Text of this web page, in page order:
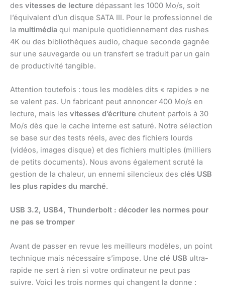
des vitesses de lecture dépassant les 1000 Mo/s, soit
l’équivalent d’un disque SATA III. Pour le professionnel de
la multimédia qui manipule quotidiennement des rushes
4K ou des bibliothèques audio, chaque seconde gagnée
sur une sauvegarde ou un transfert se traduit par un gain
de productivité tangible.
Attention toutefois : tous les modèles dits « rapides » ne
se valent pas. Un fabricant peut annoncer 400 Mo/s en
lecture, mais les vitesses d’écriture chutent parfois à 30
Mo/s dès que le cache interne est saturé. Notre sélection
se base sur des tests réels, avec des fichiers lourds
(vidéos, images disque) et des fichiers multiples (milliers
de petits documents). Nous avons également scruté la
gestion de la chaleur, un ennemi silencieux des clés USB
les plus rapides du marché.
USB 3.2, USB4, Thunderbolt : décoder les normes pour
ne pas se tromper
Avant de passer en revue les meilleurs modèles, un point
technique mais nécessaire s’impose. Une clé USB ultra-
rapide ne sert à rien si votre ordinateur ne peut pas
suivre. Voici les trois normes qui changent la donne :